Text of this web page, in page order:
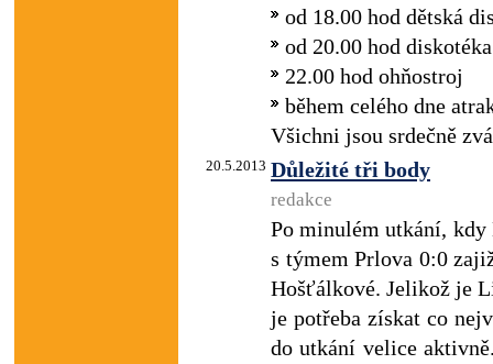
od 18.00 hod dětská
od 20.00 hod
22.00 hod ohňostroj
během celého dne
Všichni jsou srdečně
20.5.2013 Důležité tři body
redakce
Po minulém utkání,
s týmem Prlova 0:0
Hošťálkové. Jelikož je
je potřeba získat co
do utkání velice